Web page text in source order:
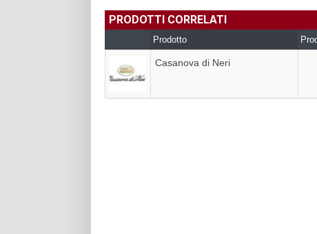
PRODOTTI CORRELATI
Prodotto
Casanova di Neri